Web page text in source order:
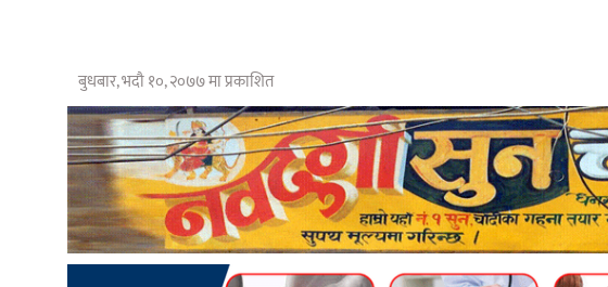
बुधबार, भदौ १०, २०७७ मा प्रकाशित